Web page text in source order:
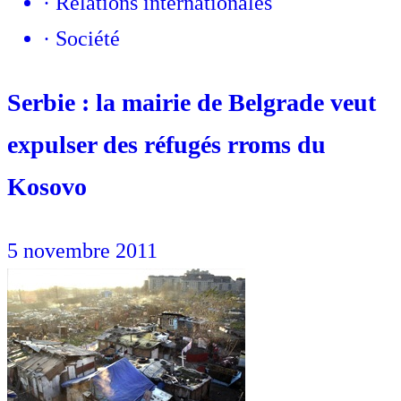
· Société
Serbie : la mairie de Belgrade veut
expulser des réfugés rroms du
Kosovo
5 novembre 2011